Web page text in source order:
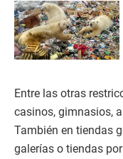
Entre las otras
casinos, gimnasios,
También en tiendas
galerías o tiendas